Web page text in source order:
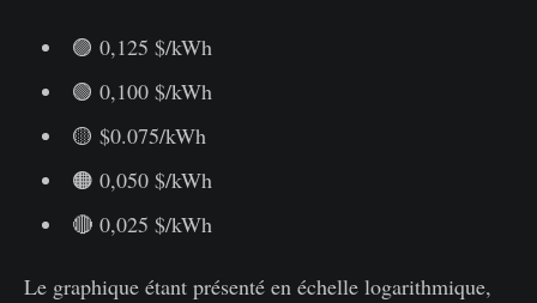
🟣 0,125 $/kWh
🟢 0,100 $/kWh
🟡 $0.075/kWh
🟠 0,050 $/kWh
🔴 0,025 $/kWh
Le graphique étant présenté en échelle logarithmique,